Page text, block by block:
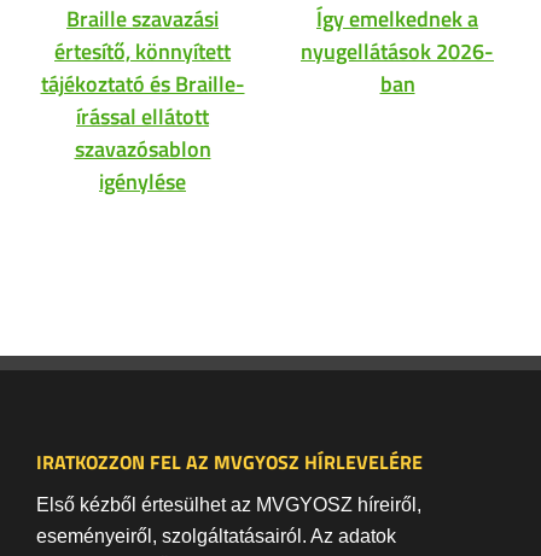
Braille szavazási
értesítő, könnyített
tájékoztató és Braille-
írással ellátott
szavazósablon
igénylése
Így emelkednek a
nyugellátások 2026-
ban
IRATKOZZON FEL AZ MVGYOSZ HÍRLEVELÉRE
Első kézből értesülhet az MVGYOSZ híreiről,
eseményeiről, szolgáltatásairól. Az adatok